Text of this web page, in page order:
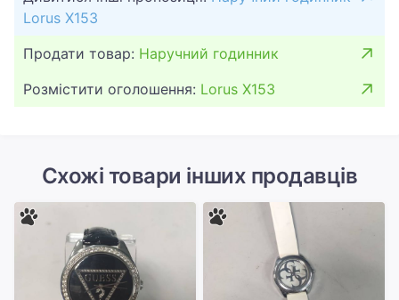
Lorus X153
Продати товар: Наручний годинник
Розмістити оголошення: Lorus X153
Схожі товари інших продавців